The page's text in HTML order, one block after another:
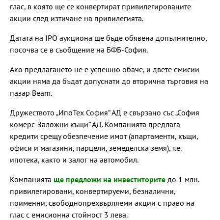
глас, в която ще се конвертират привилегированите
акции след изтичане на привилегията.
Датата на IPO аукциона ще бъде обявена допълнително,
посочва се в съобщение на БФБ-София.
Ако предлагането не е успешно обаче, и двете емисии
акции няма да бъдат допуснати до вторична търговия на
пазар Beam.
Дружеството „ИпоТех София“ АД е свързано със „София
комерс-Заложни къщи“ АД. Компанията предлага
кредити срещу обезпечение имот (апартаменти, къщи,
офиси и магазини, парцели, земеделска земя), т.е.
ипотека, както и залог на автомобил.
Компанията ще предложи на инвеститорите до 1 млн.
привилегировани, конвертируеми, безналични,
поименни, свободнопрехвърляеми акции с право на
глас с емисионна стойност 3 лева.